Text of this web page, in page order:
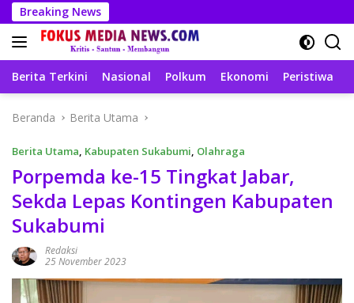
Langsung
ke
konten
Breaking News
Berita Terkini Nasional Polkum Ekonomi Peristiwa
Beranda Berita Utama
Berita Utama, Kabupaten Sukabumi, Olahraga
Porpemda ke-15 Tingkat Jabar,
Sekda Lepas Kontingen Kabupaten
Sukabumi
Redaksi
25 November 2023